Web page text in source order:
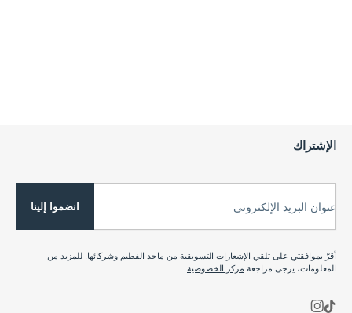
الإشتراك
عنوان البريد الإلكتروني انضموا إلينا
أقرّ بموافقتي على تلقي الإشعارات التسويقية من ماجد الفطيم وشركائها. للمزيد من
المعلومات، يرجى مراجعة مركز الخصوصية